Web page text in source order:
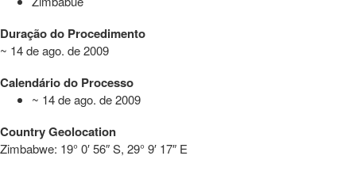
Duração do Procedimento
~ 14 de ago. de 2009
Calendário do Processo
~ 14 de ago. de 2009
Country Geolocation
Zimbabwe: 19° 0′ 56″ S, 29° 9′ 17″ E